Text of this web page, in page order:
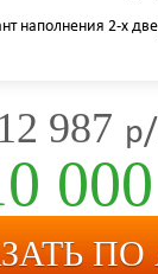
12 987
000